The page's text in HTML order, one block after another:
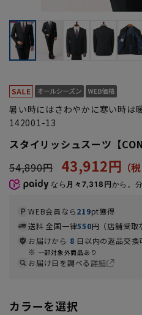
暑い時にはさわやかに寒い時は
142001-13
スタイリッシュスーツ【
54,890円
43,912円
なら 月々7,318円から。
WEB会員なら219pt獲得
送料 全国一律550円（店舗受取
お届けから 8 日以内の返品交換
一部対象外商品あり
お届け日を調べる詳細
カラーを選択